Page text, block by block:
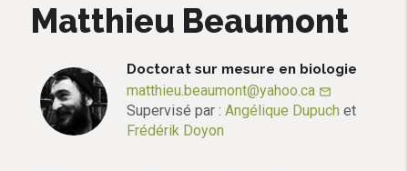
Matthieu Beaumont
Doctorat sur mesure en biologie
matthieu.beaumont@yahoo.ca mail_outline
Supervisé par :Angélique Dupuch et
Frédérik Doyon